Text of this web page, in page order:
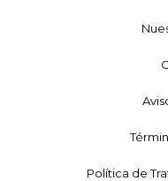
Política de